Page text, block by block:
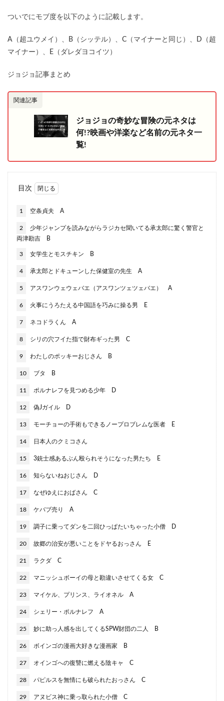
ついでにモブ度を以下のように記載します。
A（超ユウメイ）、B（シッテル）、C（マイナーと同じ）、D（超
マイナー）、E（ダレダヨコイツ）
ジョジョ記事まとめ
関連記事
ジョジョの奇妙な冒険の元ネタは
何!?映画や洋楽など名前の元ネタ一
覧!
目次
1 空条貞夫 A
2
少年ジャンプを読みながらラジカセ聞いてる承太郎に驚く警官と
両津勘吉 B
3 女学生とモスチキン B
4 承太郎とドキューンした保健室の先生 A
5 アスワンウェウェバエ（アスワンツェツェバエ） A
6 火事にうろたえる中国語を巧みに操る男 E
7 ネコドラくん A
8 シリの穴フイた指で財布ギった男 C
9 わたしのポッキーおじさん B
10 ブタ B
11 ポルナレフを見つめる少年 D
12 偽Jガイル D
13 モーチョーの手術もできるノープロブレムな医者 E
14 日本人のクミコさん
15 3銃士感あるぶん殴られそうになった男たち E
16 知らないねおじさん D
17 なぜゆえにおばさん C
18 ケバブ売り A
19 調子に乗ってダンを二回ひっぱたいちゃった小僧 D
20 故郷の治安が悪いことをドヤるおっさん E
21 ラクダ C
22 マニッシュボーイの母と勘違いさせてくる女 C
23 マイケル、プリンス、ライオネル A
24 シェリー・ポルナレフ A
25 妙に助っ人感を出してくるSPW財団の二人 B
26 ボインゴの漫画大好きな漫画家 B
27 オインゴへの復讐に燃える陰キャ C
28 パピルスを無情にも破られたおっさん C
29 アヌビス神に乗っ取られた小僧 C